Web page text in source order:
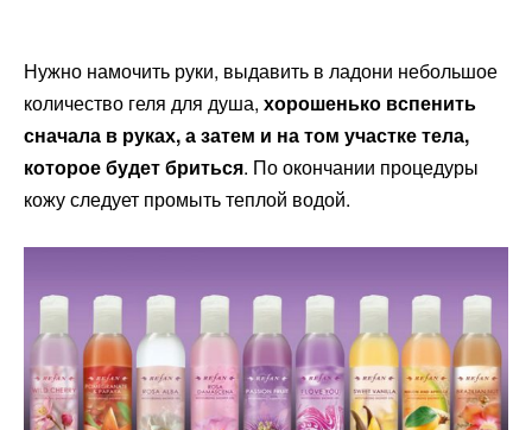
Нужно намочить руки, выдавить в ладони небольшое
количество геля для душа, хорошенько вспенить
сначала в руках, а затем и на том участке тела,
которое будет бриться. По окончании процедуры
кожу следует промыть теплой водой.